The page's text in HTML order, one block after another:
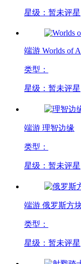
星级：暂未评星
端游 Worlds of
类型：
星级：暂未评星
端游 理智边缘
类型：
星级：暂未评星
端游 俄罗斯方
类型：
星级：暂未评星